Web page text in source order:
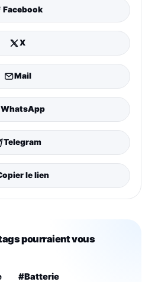
Facebook
X
Mail
WhatsApp
Telegram
le lien
pourraient vous
#Batterie